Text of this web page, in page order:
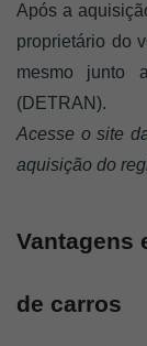
Após a
proprietário do
mesmo junto
(DETRAN).
Acesse o site
aquisição do
Vantagens
de carros